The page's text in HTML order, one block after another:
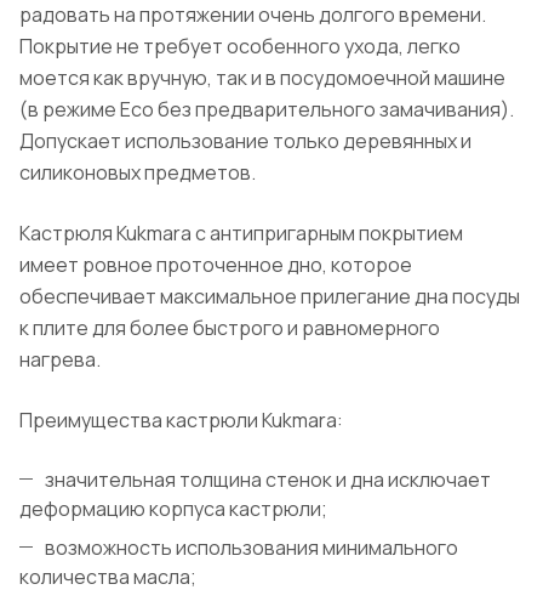
радовать на протяжении очень долгого времени.
Покрытие не требует особенного ухода, легко
моется как вручную, так и в посудомоечной машине
(в режиме Eco без предварительного замачивания).
Допускает использование только деревянных и
силиконовых предметов.
Кастрюля Kukmara с антипригарным покрытием
имеет ровное проточенное дно, которое
обеспечивает максимальное прилегание дна посуды
к плите для более быстрого и равномерного
нагрева.
Преимущества кастрюли Kukmara:
значительная толщина стенок и дна исключает
деформацию корпуса кастрюли;
возможность использования минимального
количества масла;